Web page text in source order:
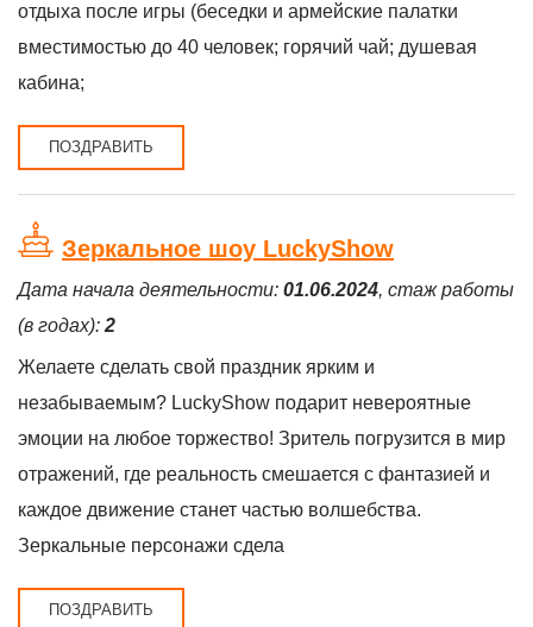
отдыха после игры (беседки и армейские палатки
вместимостью до 40 человек; горячий чай; душевая
кабина;
ПОЗДРАВИТЬ
Зеркальное шоу LuckyShow
Дата начала деятельности: 01.06.2024, стаж работы
(в годах): 2
Желаете сделать свой праздник ярким и
незабываемым? LuckyShow подарит невероятные
эмоции на любое торжество! Зритель погрузится в мир
отражений, где реальность смешается с фантазией и
каждое движение станет частью волшебства.
Зеркальные персонажи сдела
ПОЗДРАВИТЬ